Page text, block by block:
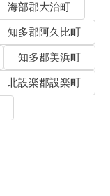
海部郡大治町
知多郡阿久比町
知多郡美浜町
北設楽郡設楽町